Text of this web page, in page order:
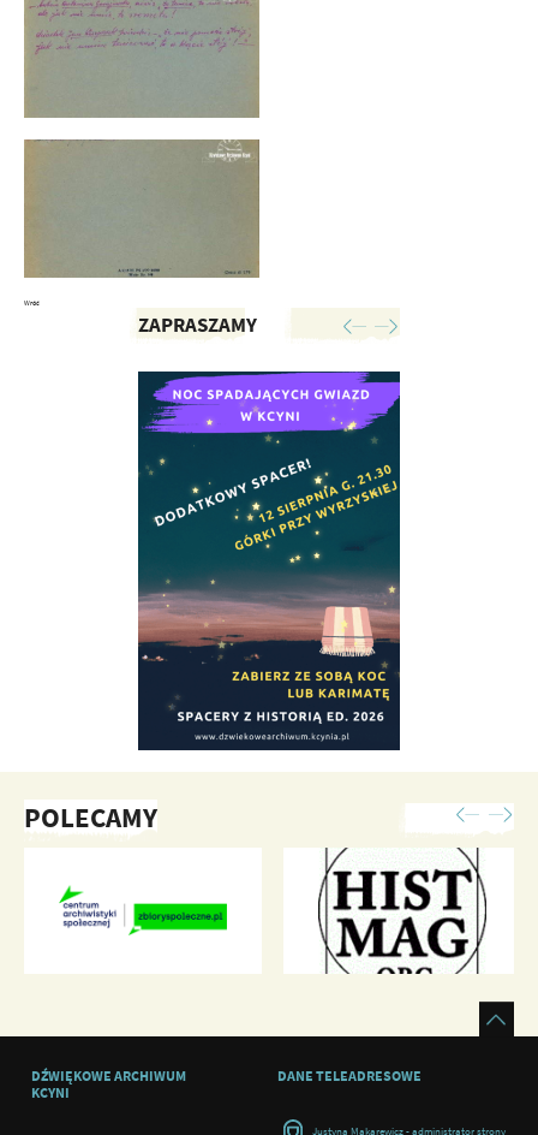
Wróć
ZAPRASZAMY
POLECAMY
DŹWIĘKOWE ARCHIWUM
KCYNI
DANE TELEADRESOWE
Justyna Makarewicz - administrator strony